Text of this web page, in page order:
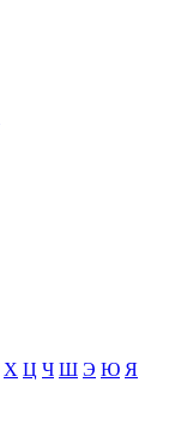
Х Ц Ч Ш Э Ю Я